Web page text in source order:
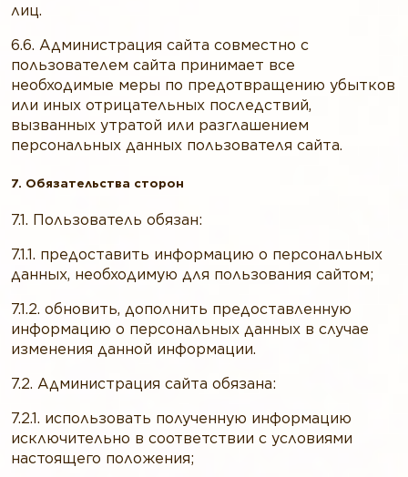
лиц.
6.6. Администрация сайта совместно с
пользователем сайта принимает все
необходимые меры по предотвращению убытков
или иных отрицательных последствий,
вызванных утратой или разглашением
персональных данных пользователя сайта.
7. Обязательства сторон
7.1. Пользователь обязан:
7.1.1. предоставить информацию о персональных
данных, необходимую для пользования сайтом;
7.1.2. обновить, дополнить предоставленную
информацию о персональных данных в случае
изменения данной информации.
7.2. Администрация сайта обязана:
7.2.1. использовать полученную информацию
исключительно в соответствии с условиями
настоящего положения;